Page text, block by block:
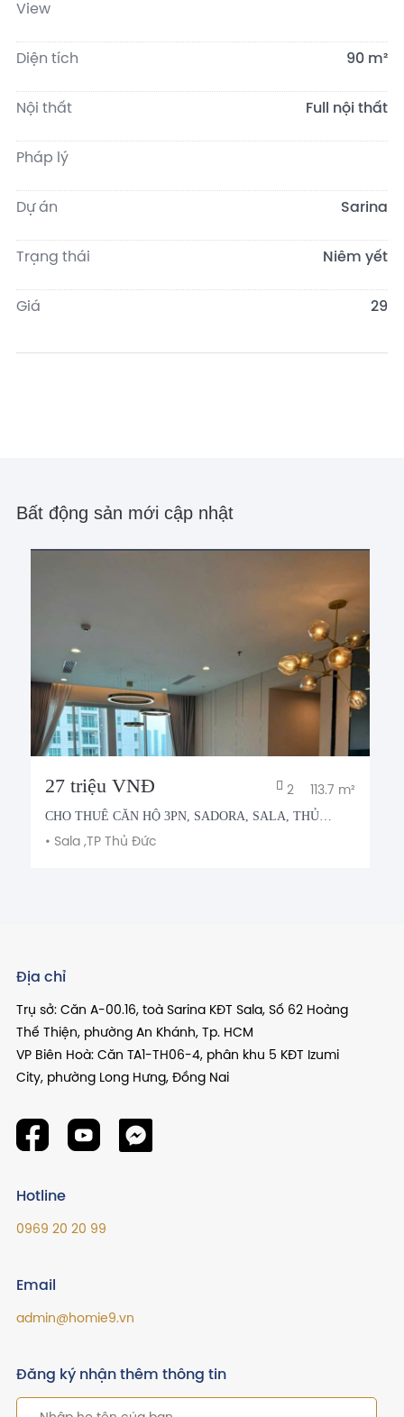
View
Diện tích 90 m²
Nội thất Full nội thất
Pháp lý
Dự án Sarina
Trạng thái Niêm yết
Giá 29
Bất động sản mới cập nhật
CHO THUÊ CĂN HỘ 3PN, SADORA, SALA, THỦ
THIÊM
• Sala ,TP Thủ Đức
2 113.7 m²
27 triệu VNĐ
Địa chỉ
Trụ sở: Căn A-00.16, toà Sarina KĐT Sala, Số 62 Hoàng
Thế Thiện, phường An Khánh, Tp. HCM
VP Biên Hoà: Căn TA1-TH06-4, phân khu 5 KĐT Izumi
City, phường Long Hưng, Đồng Nai
Hotline
0969 20 20 99
Email
admin@homie9.vn
Đăng ký nhận thêm thông tin